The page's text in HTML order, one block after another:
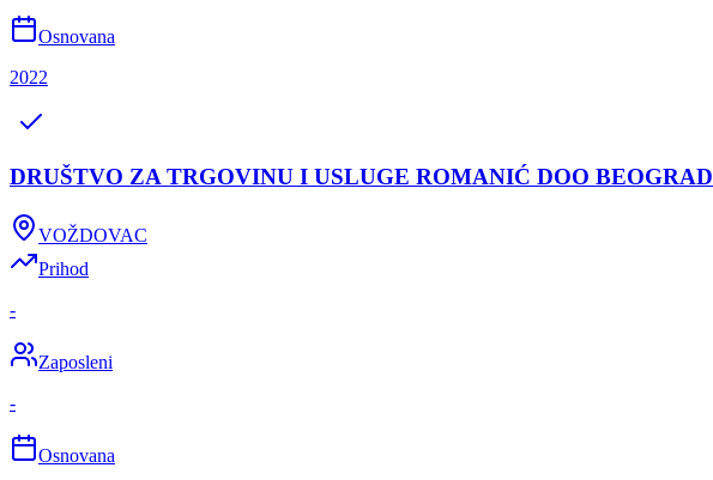
Osnovana
2022
DRUŠTVO ZA TRGOVINU I USLUGE ROMANIĆ DOO BEOGRAD
VOŽDOVAC
Prihod
-
Zaposleni
-
Osnovana